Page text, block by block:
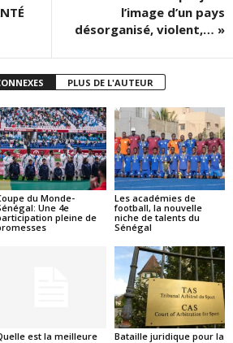
l’image d’un pays
désorganisé, violent,… »
PLUS DE L'AUTEUR
du Monde-
Une 4e
pleine de
Les académies de
football, la nouvelle
niche de talents du
Sénégal
est la meilleure
Bataille juridique pour la